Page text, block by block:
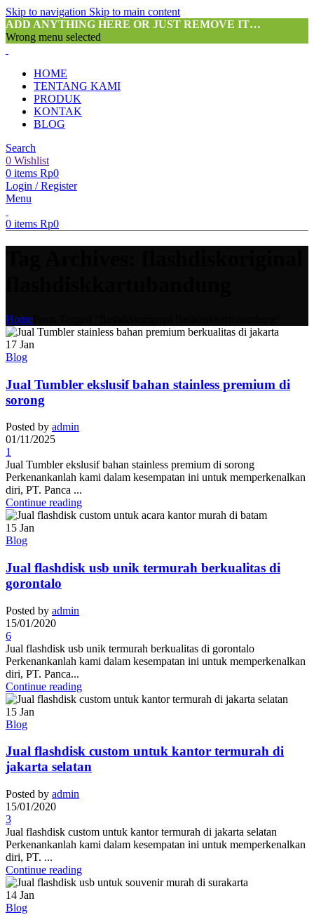
Skip to navigation Skip to main content
ADD ANYTHING HERE OR JUST REMOVE IT…
Wrong menu selected
HOME
TENTANG KAMI
PRODUK
KONTAK
BLOG
Search
0 Wishlist
0 items Rp0
Login / Register
Menu
0 items Rp0
Home
17 Jan
Blog
Jual Tumbler ekslusif bahan stainless premium di
sorong
Posted by admin
01/11/2025
1
Jual Tumbler ekslusif bahan stainless premium di sorong
Perkenankanlah kami dalam kesempatan ini untuk memperkenalkan
diri, PT. Panca ...
Continue reading
15 Jan
Blog
Jual flashdisk usb unik termurah berkualitas di
gorontalo
Posted by admin
15/01/2020
6
Jual flashdisk usb unik termurah berkualitas di gorontalo
Perkenankanlah kami dalam kesempatan ini untuk memperkenalkan
diri, PT. Panca...
Continue reading
15 Jan
Blog
Jual flashdisk custom untuk kantor termurah di
jakarta selatan
Posted by admin
15/01/2020
3
Jual flashdisk custom untuk kantor termurah di jakarta selatan
Perkenankanlah kami dalam kesempatan ini untuk memperkenalkan
diri, PT. ...
Continue reading
14 Jan
Blog